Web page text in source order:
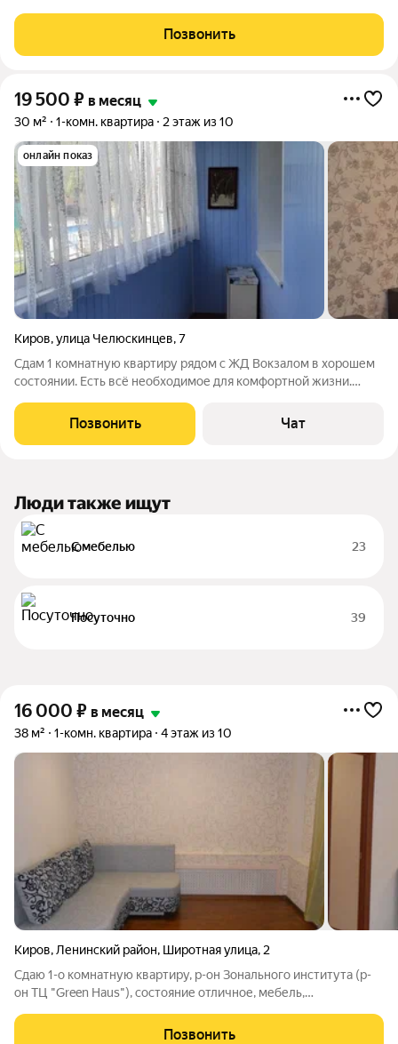
платежи. Фотографии настоящие.
Позвонить
19 500 ₽ в месяц
30 м² 1-комн. квартира 2 этаж из 10
онлайн показ
Киров,улица Челюскинцев,7
Сдам 1 комнатную квартиру рядом с ЖД Вокзалом в хорошем
состоянии. Есть всё необходимое для комфортной жизни.
Звоните.Пишите.
Позвонить Чат
Люди также ищут
С мебелью 23
Посуточно 39
16 000 ₽ в месяц
38 м² 1-комн. квартира 4 этаж из 10
Киров, Ленинский район, Широтная улица, 2
Сдаю 1-о комнатную квартиру, р-он Зонального института (р-
он ТЦ "Green Haus"), состояние отличное, мебель,
платежи. Фотографии настоящие.
Позвонить